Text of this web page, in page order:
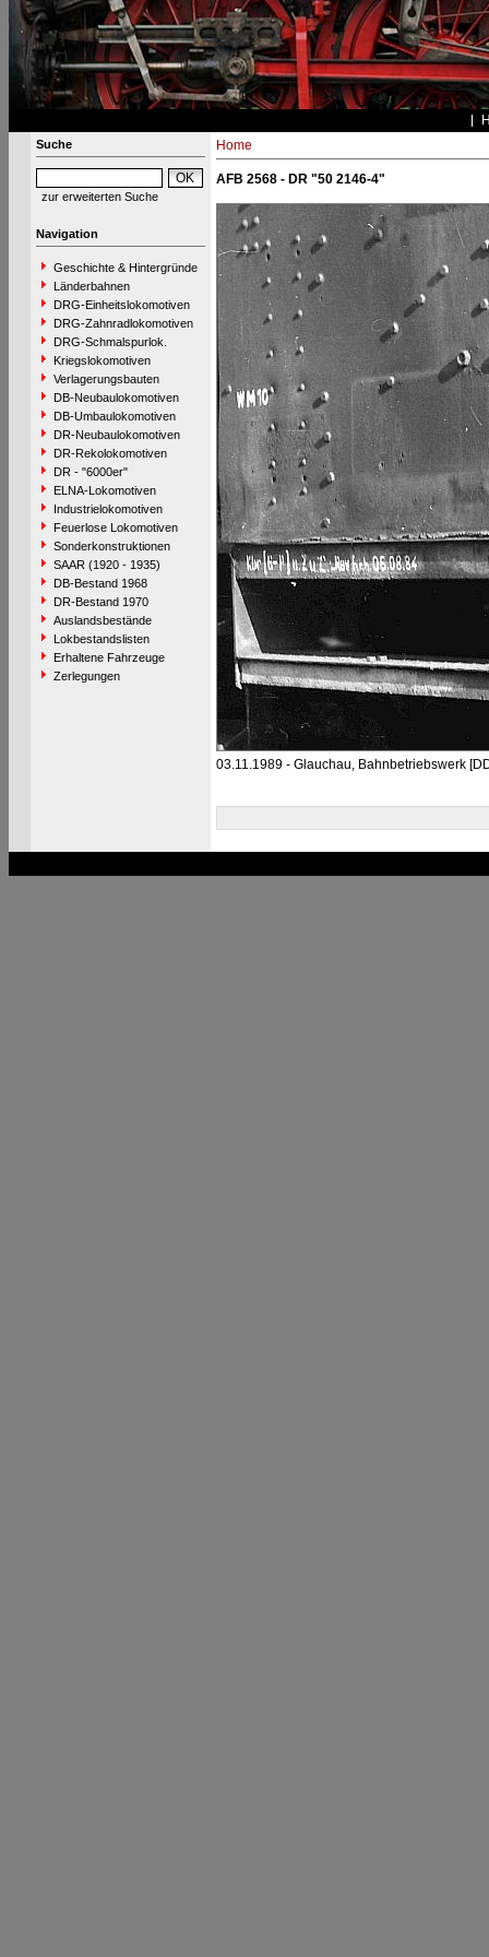
Suche
zur erweiterten Suche
Navigation
Geschichte & Hintergründe
Länderbahnen
DRG-Einheitslokomotiven
DRG-Zahnradlokomotiven
DRG-Schmalspurlok.
Kriegslokomotiven
Verlagerungsbauten
DB-Neubaulokomotiven
DB-Umbaulokomotiven
DR-Neubaulokomotiven
DR-Rekolokomotiven
DR - "6000er"
ELNA-Lokomotiven
Industrielokomotiven
Feuerlose Lokomotiven
Sonderkonstruktionen
SAAR (1920 - 1935)
DB-Bestand 1968
DR-Bestand 1970
Auslandsbestände
Lokbestandslisten
Erhaltene Fahrzeuge
Zerlegungen
Home
AFB 2568 - DR "50 2146-4"
03.11.1989 - Glauchau, Bahnbetriebswerk